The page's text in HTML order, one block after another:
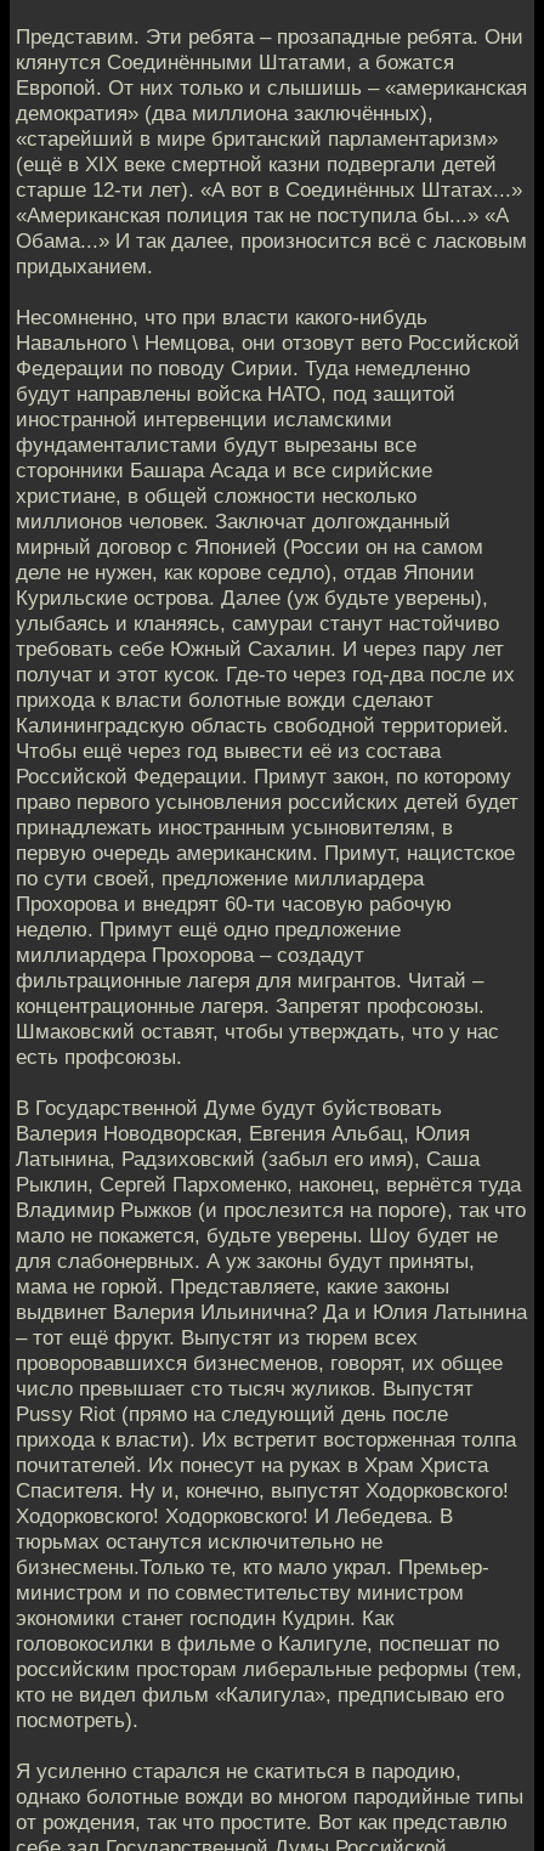
Представим. Эти ребята – прозападные ребята. Они
клянутся Соединёнными Штатами, а божатся
Европой. От них только и слышишь – «американская
демократия» (два миллиона заключённых),
«старейший в мире британский парламентаризм»
(ещё в XIX веке смертной казни подвергали детей
старше 12-ти лет). «А вот в Соединённых Штатах...»
«Американская полиция так не поступила бы...» «А
Обама...» И так далее, произносится всё с ласковым
придыханием.
Несомненно, что при власти какого-нибудь
Навального \ Немцова, они отзовут вето Российской
Федерации по поводу Сирии. Туда немедленно
будут направлены войска НАТО, под защитой
иностранной интервенции исламскими
фундаменталистами будут вырезаны все
сторонники Башара Асада и все сирийские
христиане, в общей сложности несколько
миллионов человек. Заключат долгожданный
мирный договор с Японией (России он на самом
деле не нужен, как корове седло), отдав Японии
Курильские острова. Далее (уж будьте уверены),
улыбаясь и кланяясь, самураи станут настойчиво
требовать себе Южный Сахалин. И через пару лет
получат и этот кусок. Где-то через год-два после их
прихода к власти болотные вожди сделают
Калининградскую область свободной территорией.
Чтобы ещё через год вывести её из состава
Российской Федерации. Примут закон, по которому
право первого усыновления российских детей будет
принадлежать иностранным усыновителям, в
первую очередь американским. Примут, нацистское
по сути своей, предложение миллиардера
Прохорова и внедрят 60-ти часовую рабочую
неделю. Примут ещё одно предложение
миллиардера Прохорова – создадут
фильтрационные лагеря для мигрантов. Читай –
концентрационные лагеря. Запретят профсоюзы.
Шмаковский оставят, чтобы утверждать, что у нас
есть профсоюзы.
В Государственной Думе будут буйствовать
Валерия Новодворская, Евгения Альбац, Юлия
Латынина, Радзиховский (забыл его имя), Саша
Рыклин, Сергей Пархоменко, наконец, вернётся туда
Владимир Рыжков (и прослезится на пороге), так что
мало не покажется, будьте уверены. Шоу будет не
для слабонервных. А уж законы будут приняты,
мама не горюй. Представляете, какие законы
выдвинет Валерия Ильинична? Да и Юлия Латынина
– тот ещё фрукт. Выпустят из тюрем всех
проворовавшихся бизнесменов, говорят, их общее
число превышает сто тысяч жуликов. Выпустят
Pussy Riot (прямо на следующий день после
прихода к власти). Их встретит восторженная толпа
почитателей. Их понесут на руках в Храм Христа
Спасителя. Ну и, конечно, выпустят Ходорковского!
Ходорковского! Ходорковского! И Лебедева. В
тюрьмах останутся исключительно не
бизнесмены.Только те, кто мало украл. Премьер-
министром и по совместительству министром
экономики станет господин Кудрин. Как
головокосилки в фильме о Калигуле, поспешат по
российским просторам либеральные реформы (тем,
кто не видел фильм «Калигула», предписываю его
посмотреть).
Я усиленно старался не скатиться в пародию,
однако болотные вожди во многом пародийные типы
от рождения, так что простите. Вот как представлю